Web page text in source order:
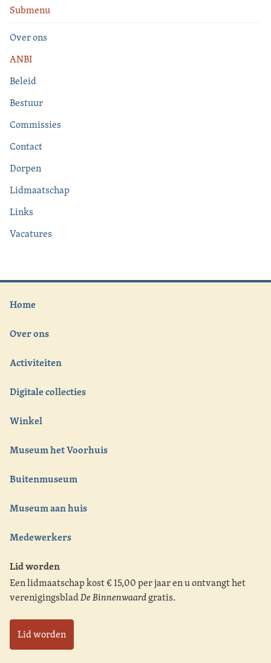
Submenu
Over ons
ANBI
Beleid
Bestuur
Commissies
Contact
Dorpen
Lidmaatschap
Links
Vacatures
Home
Over ons
Activiteiten
Digitale collecties
Winkel
Museum het Voorhuis
Buitenmuseum
Museum aan huis
Medewerkers
Lid worden
Een lidmaatschap kost € 15,00 per jaar en u ontvangt het
verenigingsbladDe Binnenwaardgratis.
Lid worden